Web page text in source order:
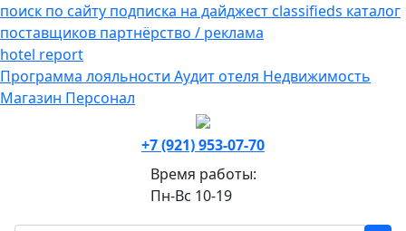
поиск по сайту подписка на дайджестclassifieds каталог
поставщиков партнёрство / реклама
hotel report
Программа лояльности Аудит отеля Недвижимость
Магазин Персонал
+7 (921) 953-07-70
Время работы:
Пн-Вс 10-19